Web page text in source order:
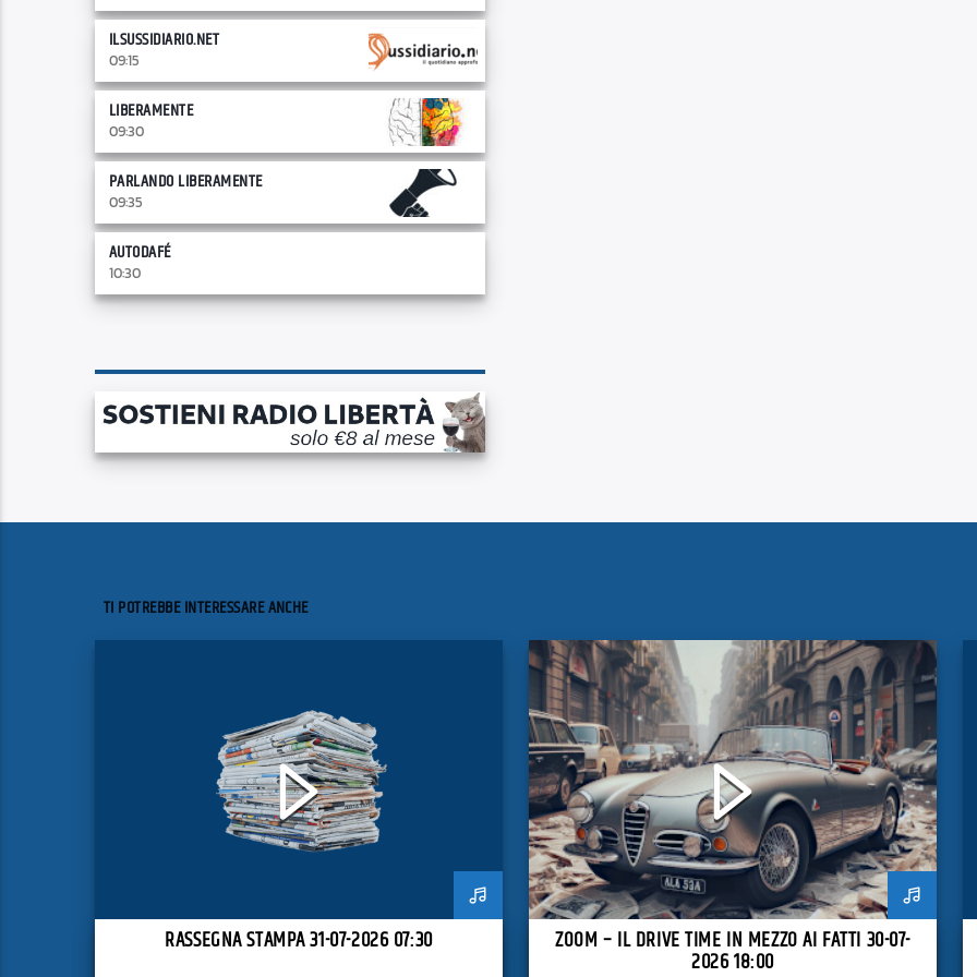
ILSUSSIDIARIO.NET
09:15
LIBERAMENTE
09:30
PARLANDO LIBERAMENTE
09:35
AUTODAFÉ
10:30
TI POTREBBE INTERESSARE ANCHE
RASSEGNA STAMPA 31-07-2026 07:30 ZOOM – IL DRIVE TIME IN MEZZO AI FATTI 30-07-
2026 18:00